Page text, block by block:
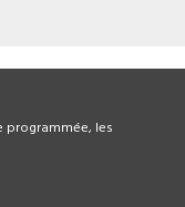
programmée, les